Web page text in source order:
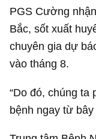
PGS Cường
Bắc, sốt xuất
chuyên gia dự
vào tháng 8.
“Do đó, chúng ta
bệnh ngay từ